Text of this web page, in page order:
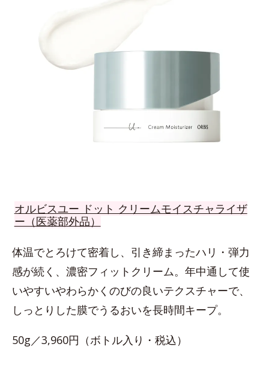
オルビスユー ドット クリームモイスチャライザ
ー（医薬部外品）
体温でとろけて密着し、引き締まったハリ・弾力
感が続く、濃密フィットクリーム。年中通して使
いやすいやわらかくのびの良いテクスチャーで、
しっとりした膜でうるおいを長時間キープ。
50g／3,960円（ボトル入り・税込）